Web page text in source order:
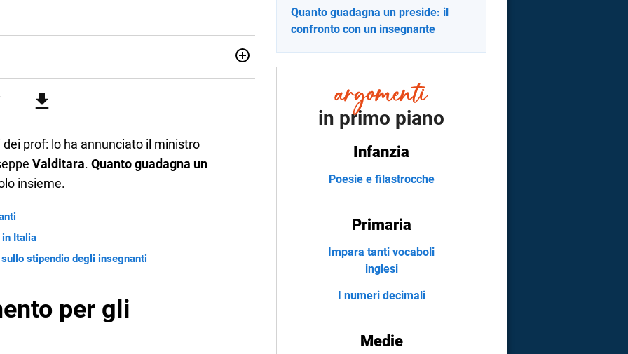
quotidiano, i libri la mia via per evadere e viaggiare con
dei prof: lo ha annunciato il ministro
Valditara. Quanto guadagna un
insieme.
in Italia
stipendio degli insegnanti
per gli
Quanto guadagna un preside: il
confronto con un insegnante
in primo piano
Infanzia
Poesie e filastrocche
Primaria
Impara tanti vocaboli
inglesi
I numeri decimali
Medie